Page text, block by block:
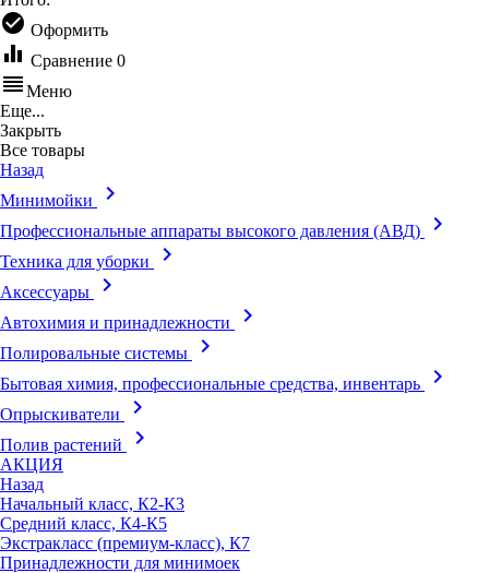
check_circle Оформить
equalizer Сравнение 0
reorderМеню
Еще...
Закрыть
Все товары
Назад
Минимойки
keyboard_arrow_right
Профессиональные аппараты высокого давления (АВД) keyboard_arrow_right
Техника для уборки keyboard_arrow_right
Аксессуары keyboard_arrow_right
Автохимия и принадлежности keyboard_arrow_right
Полировальные системы keyboard_arrow_right
Бытовая химия, профессиональные средства, инвентарь keyboard_arrow_right
Опрыскиватели keyboard_arrow_right
Полив растений keyboard_arrow_right
АКЦИЯ
Назад
Начальный класс, К2-К3
Средний класс, К4-К5
Экстракласс (премиум-класс), К7
Принадлежности для минимоек